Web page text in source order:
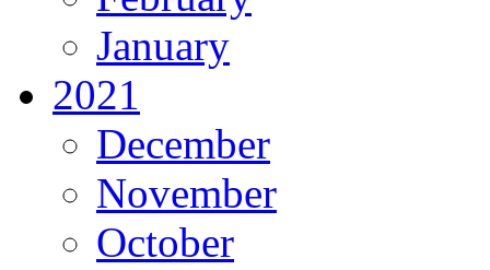
January
2021
December
November
October